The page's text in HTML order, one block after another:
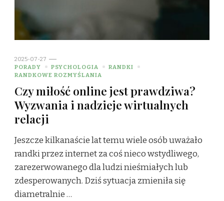
2025-07-27
PORADY
PSYCHOLOGIA
RANDKI
RANDKOWE ROZMYŚLANIA
Czy miłość online jest prawdziwa?
Wyzwania i nadzieje wirtualnych
relacji
Jeszcze kilkanaście lat temu wiele osób uważało
randki przez internet za coś nieco wstydliwego,
zarezerwowanego dla ludzi nieśmiałych lub
zdesperowanych. Dziś sytuacja zmieniła się
diametralnie …